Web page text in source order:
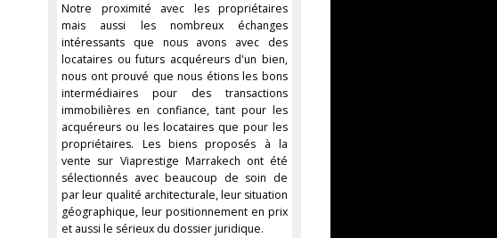
Notre proximité avec les propriétaires
mais aussi les nombreux échanges
intéressants que nous avons avec des
locataires ou futurs acquéreurs d'un bien,
nous ont prouvé que nous étions les bons
intermédiaires pour des transactions
immobilières en confiance, tant pour les
acquéreurs ou les locataires que pour les
propriétaires. Les biens proposés à la
vente sur Viaprestige Marrakech ont été
sélectionnés avec beaucoup de soin de
par leur qualité architecturale, leur situation
géographique, leur positionnement en prix
et aussi le sérieux du dossier juridique.